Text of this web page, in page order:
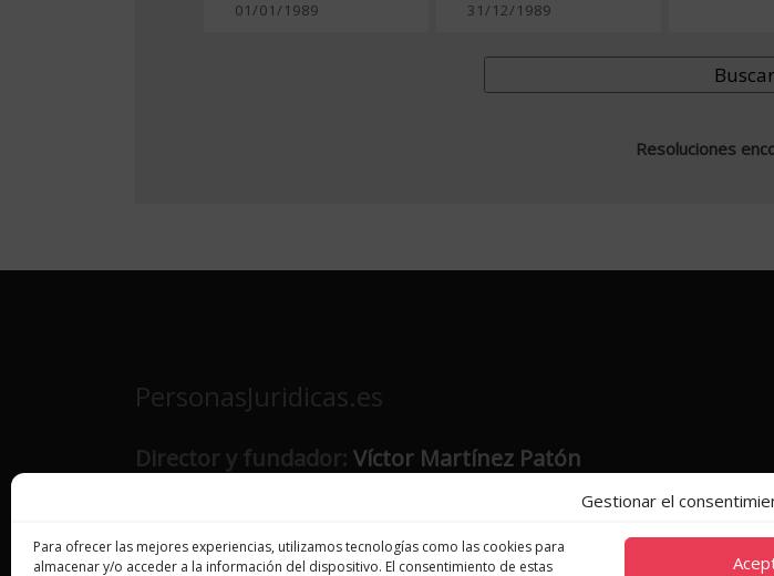
Gestionar el
Para ofrecer las mejores experiencias, utilizamos tecnologías como las cookies para
almacenar y/o acceder a la información del dispositivo. El consentimiento de estas
Resoluciones
PersonasJuridicas.es
Director y fundador: Víctor Martínez Patón